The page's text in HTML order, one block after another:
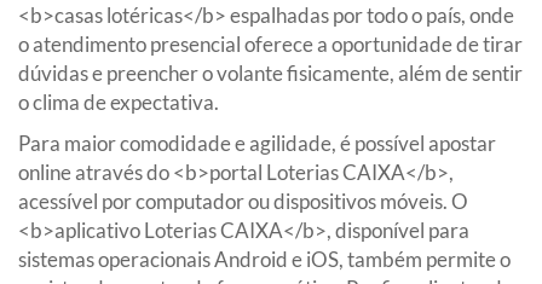
<b>casas lotéricas</b> espalhadas por todo o país, onde
o atendimento presencial oferece a oportunidade de tirar
dúvidas e preencher o volante fisicamente, além de sentir
o clima de expectativa.
Para maior comodidade e agilidade, é possível apostar
online através do <b>portal Loterias CAIXA</b>,
acessível por computador ou dispositivos móveis. O
<b>aplicativo Loterias CAIXA</b>, disponível para
sistemas operacionais Android e iOS, também permite o